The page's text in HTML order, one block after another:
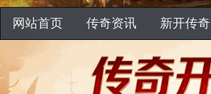
网站首页 传奇资讯 新开传奇